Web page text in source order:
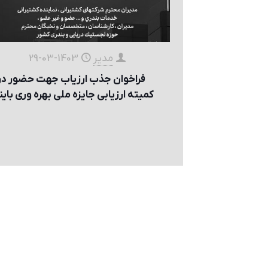
مدیر
1403-03-29
فراخوان جذب ارزياب جهت حضور
كميته ارزيابی جايزه ملی بهره وری